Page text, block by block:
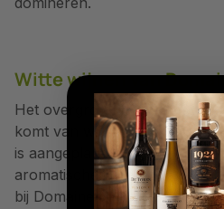
Witte wijnen van
Het overgrote deel van de
komt van witte druiven. Meer
is aangeplant met witte
aromatische Colombard een
bij Domaine de Guillaman. De